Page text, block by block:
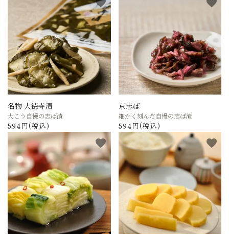
名物 大徳寺漬
大こう自慢の志ば漬
594円(税込)
favorite
京志ば
細かく刻んだ自慢の志ば漬
594円(税込)
favorite
favorite favorite